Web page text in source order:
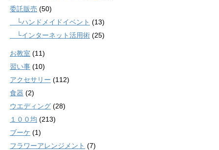
委託販売 (50)
└ハンドメイドイベント (13)
└インターネット活用術 (25)
お教室 (11)
習い事 (10)
アクセサリー (112)
食器 (2)
ウエディング (28)
１００均 (213)
ブーケ (1)
フラワーアレンジメント (7)